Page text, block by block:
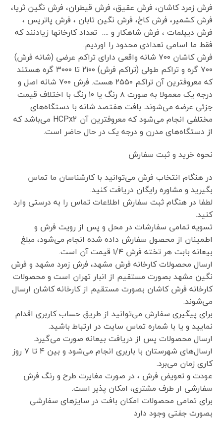
فرش زمرد کاشان، فرش عقیق، فرش قیطران، فرش نگین ثریا،
فرش کشمیر، فرش کاخ، فرش نگین تابان ، فرش پاتریس ،
فرش دیپلمات ، فرش شاهکار و …. تعداد کارخانها زیادنند که
فقط ما اسامی تعدادی محدود را اوردیم.
فرش کاشان ۷۰۰ شانه واقعی دارای تراکم عرضی (شانه فرش)
۷۰۰ گره و تراکم طولی (تراکم فرش) ۲۱۰۰ تا ۳۰۰۰ گره هستند
که معروفترین آن تراکم ۲۵۵۰ هست. فرش ۷۰۰ شانه اصل و
درجه یک معمولا به صورت ۸ رنگ یا ۱۰ رنگ با اختلاف قیمت
جزئی عرضه می‌شوند. بافت هفتصد شانه با دستگاه‌های
مختلفی انجام می‌شود که معروفترین آن HCPx2 می‌باشد که
از دستگاه‌های مدرن و درجه یک در حال حاضر است.
نحوه خرید و ثبت سفارش
در هنگام انتخاب فرش می‌توانید با کارشناسان ما تماس
بگیرید و مشاوره رایگان دریافت کنید.
لطفا در هنگام ثبت سفارش اطلاعات تماس را به درستی وارد
کنید.
تسویه تمامی سفارشات در محل و پس از رویت فرش و
اطمینان از محصول سفارش داده شده انجام می‌شود، مبلغ
بیعانه بابت هر تخته فرش ۱/۴ قیمت آن است.
ارسال محصولات کارخانه فرش مشهد، فرش زمرد مشهد و فرش
نگین مشهد بصورت مستقیم از انبار تهران است و محصولات
کارخانه فرش کاشان بصورت مستقیم از کارخانه کاشان ارسال
می‌شوند.
برای پیگیری سفارش می‌توانید از طریق حساب کاربری اقدام
نمایید و یا با شماره تماس سایت در ارتباط باشید.
ارسال محصولات پس از دریافت بیعانه صورت می‌گیرد.
ارسال‌های شهرستان با باربری انجام می‌شود و بین ۴ تا ۷ روز
کاری زمان می‌برد.
عودت و تعویض فرش ، در صورت مغایرت طرح و رنگ فرش
سفارشی ار طرف مشتری، امکان پذیر است.
برای تمامی محصولات امکان بافت در سایزهای سفارشی
بصورت جفتی وجود دارد